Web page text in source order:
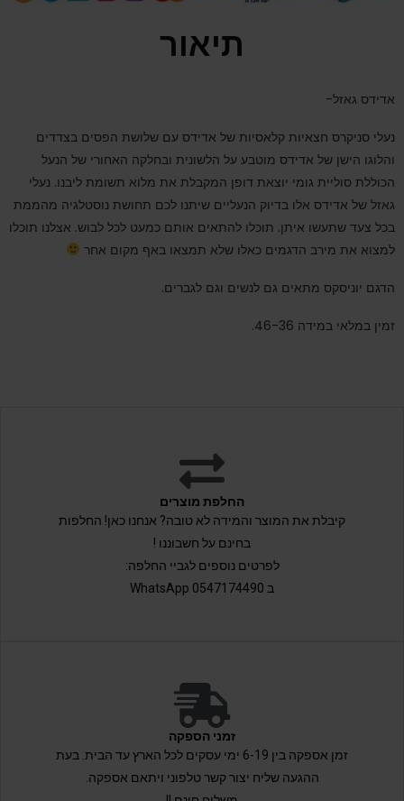
תיאור
אדידס גאזל-
נעלי סניקרס חצאיות קלאסיות של אדידס עם שלושת הפסים בצדדים
והלוגו הישן של אדידס מוטבע על הלשונית ובחלקה האחורי של הנעל
הכוללת סוליית גומי יוצאת דופן המקבלת את מלוא תשומת ליבנו. נעלי
גאזל של אדידס אלו בדיוק הנעליים שיתנו לכם תחושת נוסטלגיה מהממת
בכל צעד שתעשו איתן. תוכלו להתאים אותם כמעט לכל לבוש. אצלנו תוכלו
למצוא את מירב הדגמים כאלו שלא תמצאו באף מקום אחר
הדגם יוניסקס מתאים גם לנשים וגם לגברים.
זמין במלאי במידה 46-36.
החלפת מוצרים
קיבלת את המוצר והמידה לא טובה? אנחנו כאן! החלפות
בחינם על חשבוננו !
לפרטים נוספים לגביי החלפה:
ב 0547174490 WhatsApp
זמני הספקה
זמן אספקה בין 6-19 ימי עסקים לכל הארץ עד הבית. בעת
ההגעה שליח יצור קשר טלפוני ויתאם אספקה.